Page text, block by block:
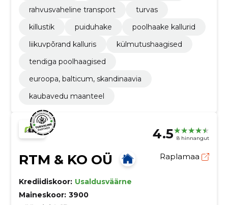
rahvusvaheline transport
turvas
killustik
puiduhake
poolhaake kallurid
liikuvpõrand kalluris
külmutushaagised
tendiga poolhaagised
euroopa, balticum, skandinaavia
kaubavedu maanteel
4.5 8 hinnangut
RTM & KO OÜ Raplamaa
Krediidiskoor: Usaldusväärne
Maineskoor: 3900